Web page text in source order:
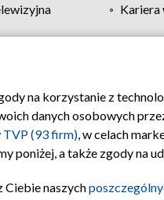
Kariera
Polityka prywatności
na korzystanie z
danych osobowych
TVP (93 firm), w celach
poniżej, a także zgody na
Ciebie naszych